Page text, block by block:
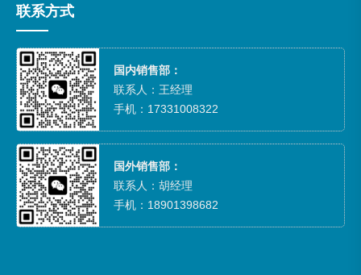
联系方式
国内销售部：
联系人：王经理
手机：17331008322
国外销售部：
联系人：胡经理
手机：18901398682